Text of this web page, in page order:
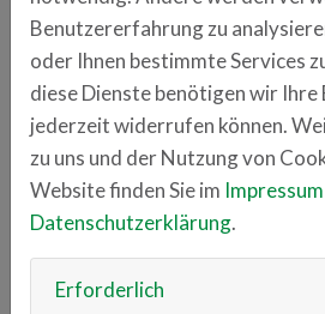
Franz-Mayer-Straße 1
93053 Regensburg
Ansprechpartner
Günter Knorr
+49 (711) 40091 610
g.knorr
kunbus.com
Benutzererfahrung zu
oder Ihnen bestimmte Services
diese Dienste benötigen wir Ihre
jederzeit widerrufen können.
zu uns und der Nutzung von
Website finden Sie im Impressum
Datenschutzerklärung.
Erforderlich